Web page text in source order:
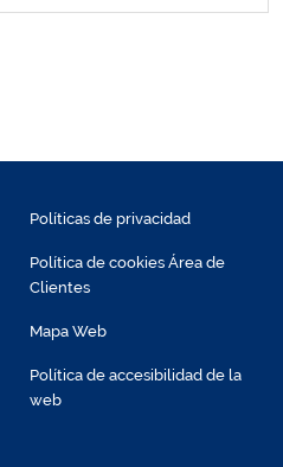
Políticas de privacidad
Política de cookies Área de
Clientes
Mapa Web
Política de accesibilidad de la
web